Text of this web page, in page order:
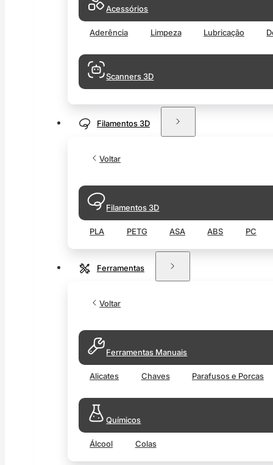
Acessórios
Aderência Limpeza Lubricação
Scanners 3D
Filamentos 3D
Voltar
Filamentos 3D
PLA PETG ASA ABS PC
Ferramentas
Voltar
Ferramentas Manuais
Alicates Chaves Parafusos e Porcas
Químicos
Álcool Colas